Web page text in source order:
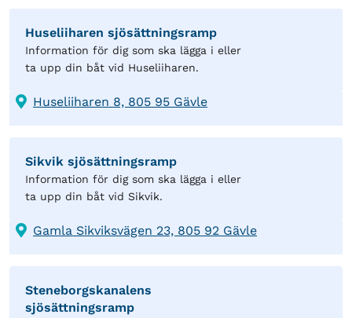
Huseliiharen sjösättningsramp
Information för dig som ska lägga i eller
ta upp din båt vid Huseliiharen.
Huseliiharen 8, 805 95 Gävle
Sikvik sjösättningsramp
Information för dig som ska lägga i eller
ta upp din båt vid Sikvik.
Gamla Sikviksvägen 23, 805 92 Gävle
Steneborgskanalens
sjösättningsramp